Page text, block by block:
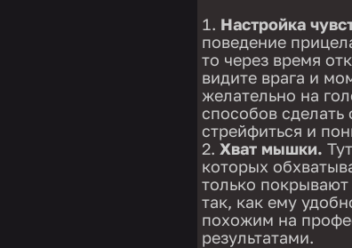
Настройка
поведение
то через время
видите врага и
желательно на
способов
стрейфиться и
Хват мышки.
которых
только
так, как ему
похожим на
результатами.